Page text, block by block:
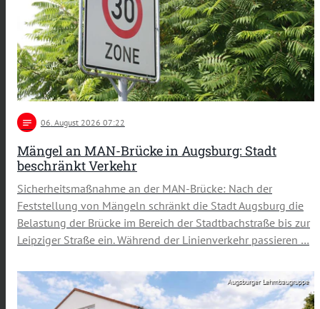
notes 06 . August 2026 07:22
Mängel an MAN-Brücke in Augsburg: Stadt
beschränkt Verkehr
Sicherheitsmaßnahme an der MAN-Brücke: Nach der
Feststellung von Mängeln schränkt die Stadt Augsburg die
Belastung der Brücke im Bereich der Stadtbachstraße bis zur
Leipziger Straße ein. Während der Linienverkehr passieren …
Augsburger Lehmbaugruppe